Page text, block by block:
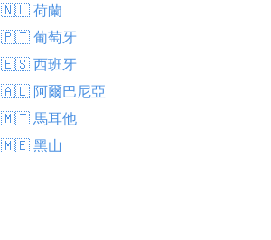
5
🇳🇱 荷蘭
🇵🇹 葡萄牙
🇪🇸 西班牙
🇦🇱 阿爾巴尼亞
🇲🇹 馬耳他
🇲🇪 黑山